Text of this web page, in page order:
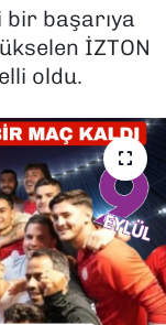
bir başarıya
İZTON
oldu.